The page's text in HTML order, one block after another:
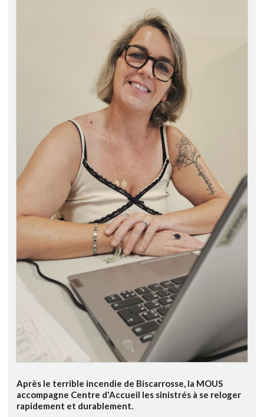
Après le terrible incendie de Biscarrosse, la MOUS
accompagne Centre d'Accueil les sinistrés à se reloger
rapidement et durablement.